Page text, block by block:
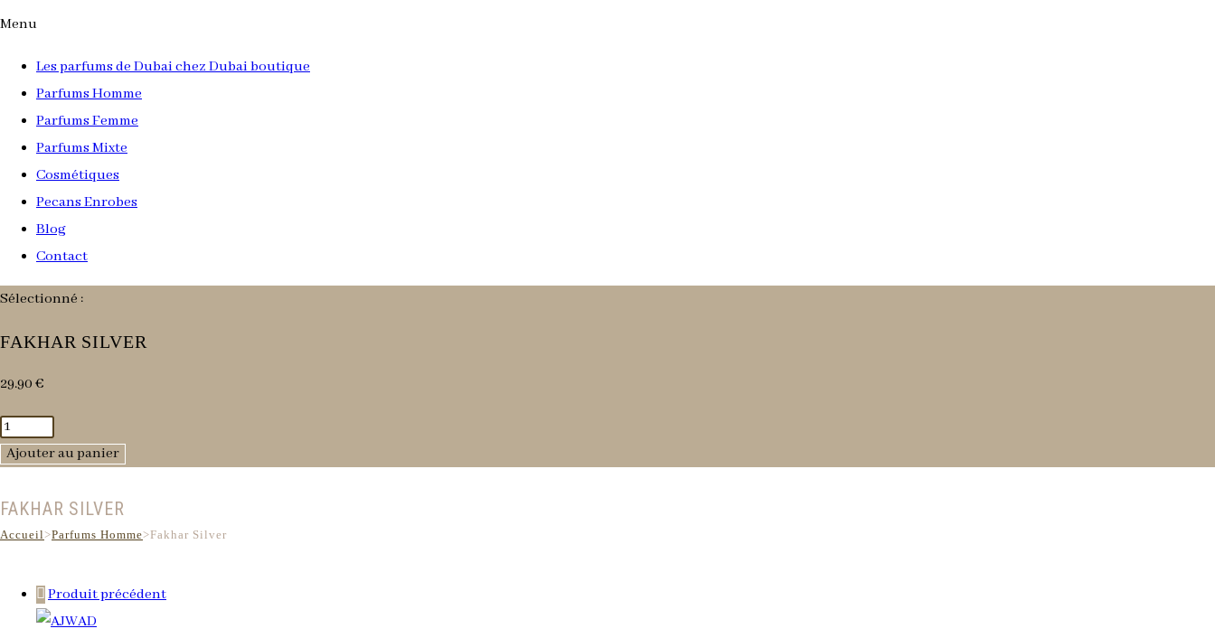
Menu
Les parfums de Dubai chez Dubai boutique
Parfums Homme
Parfums Femme
Parfums Mixte
Cosmétiques
Pecans Enrobes
Blog
Contact
Sélectionné :
FAKHAR SILVER
29.90 €
quantité
de
Silver
Ajouter au panier
FAKHAR SILVER
Accueil>Parfums Homme>Fakhar Silver
Produit précédent